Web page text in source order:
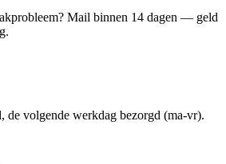
Mail binnen 14 dagen — geld
de volgende werkdag bezorgd (ma-vr).